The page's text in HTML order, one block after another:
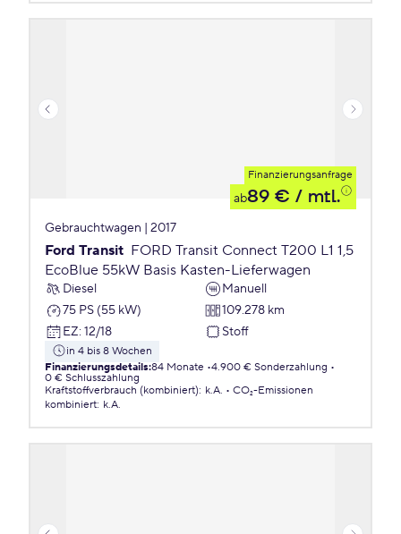
Finanzierungsanfrage
ab89 € / mtl.
Gebrauchtwagen | 2017
Ford Transit FORD Transit Connect T200 L1 1,5
EcoBlue 55kW Basis Kasten-Lieferwagen
Diesel
Manuell
75 PS (55 kW)
109.278 km
EZ: 12/18 Stoff
in 4 bis 8 Wochen
Finanzierungsdetails:84 Monate 4.900 € Sonderzahlung
0 € Schlusszahlung
Kraftstoffverbrauch (kombiniert): k.A.
CO₂-Emissionen
kombiniert: k.A.